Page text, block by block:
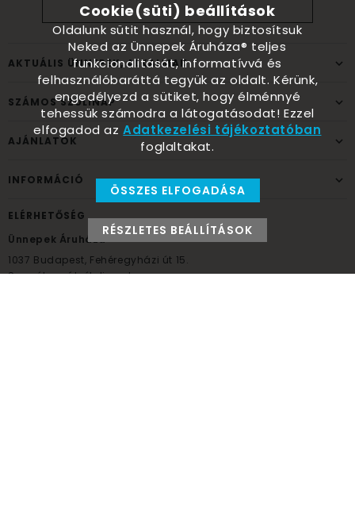
AKTUÁLIS ÜNNEPEK, ALKALMAK
SZÁMOS SZÜLINAP
AJÁNLATOK
INFORMÁCIÓ
ELÉRHETŐSÉG
Ünnepek Áruháza
1037 Budapest, Fehéregyházi út 15.
Személyes átvételi pont
Cookie(süti) beállítások
Oldalunk sütit használ, hogy biztosítsuk
Neked az Ünnepek Áruháza® teljes
funkcionalitását, informatívvá és
felhasználóbaráttá tegyük az oldalt. Kérünk,
engedélyezd a sütiket, hogy élménnyé
tehessük számodra a látogatásodat! Ezzel
elfogadod azAdatkezelési tájékoztatóban
foglaltakat.
ÖSSZES ELFOGADÁSA
RÉSZLETES BEÁLLÍTÁSOK